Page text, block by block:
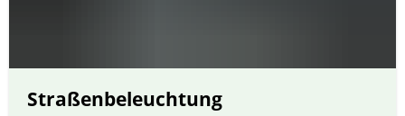
Straßenbeleuchtung